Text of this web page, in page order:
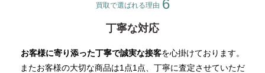
買取で選ばれる理由
丁寧な対応
お客様に寄り添った丁寧で誠実な接客を心掛けております。
またお客様の大切な商品は1点1点、丁寧に査定させていただ